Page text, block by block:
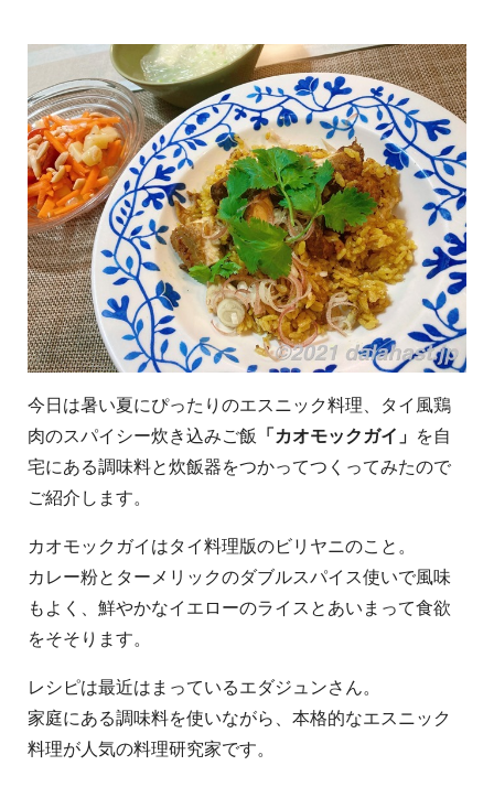
今日は暑い夏にぴったりのエスニック料理、タイ風鶏
肉のスパイシー炊き込みご飯
「カオモックガイ」 を自
宅にある調味料と炊飯器をつかってつくってみたので
ご紹介します。
カオモックガイはタイ料理版のビリヤニのこと。
カレー粉とターメリックのダブルスパイス使いで風味
もよく、鮮やかなイエローのライスとあいまって食欲
をそそります。
レシピは最近はまっているエダジュンさん。
家庭にある調味料を使いながら、本格的なエスニック
料理が人気の料理研究家です。